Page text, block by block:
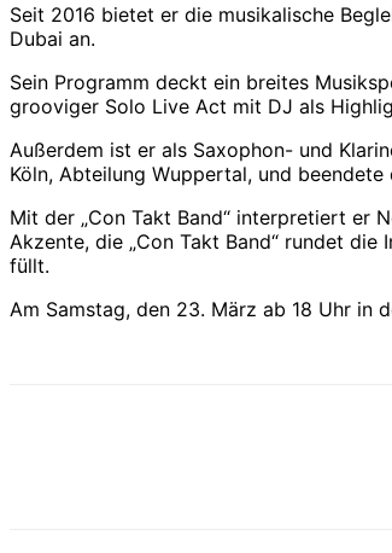
Seit 2016 bietet er die musikalische
Dubai an.
Sein Programm deckt ein breites
grooviger Solo Live Act mit DJ als
Außerdem ist er als Saxophon- und
Köln, Abteilung Wuppertal, und
Mit der „Con Takt Band“ interpretiert er
Akzente, die „Con Takt Band“ rundet
füllt.
Am Samstag, den 23. März ab 18 Uhr in